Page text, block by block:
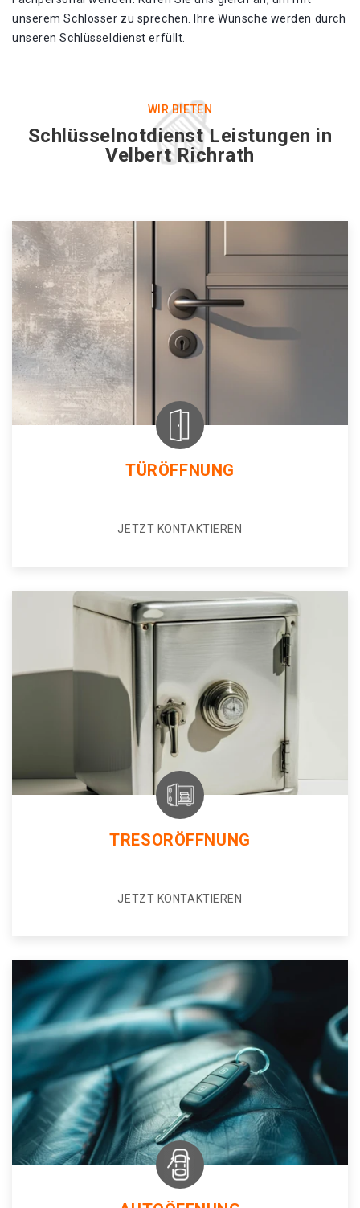
unserem Schlosser zu sprechen. Ihre Wünsche werden durch
unseren Schlüsseldienst erfüllt.
WIR BIETEN
Schlüsselnotdienst Leistungen in
Velbert Richrath
TÜRÖFFNUNG
JETZT KONTAKTIEREN
TRESORÖFFNUNG
JETZT KONTAKTIEREN